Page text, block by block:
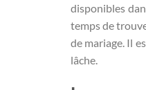
disponibles
temps de
de mariage. Il
lâche.